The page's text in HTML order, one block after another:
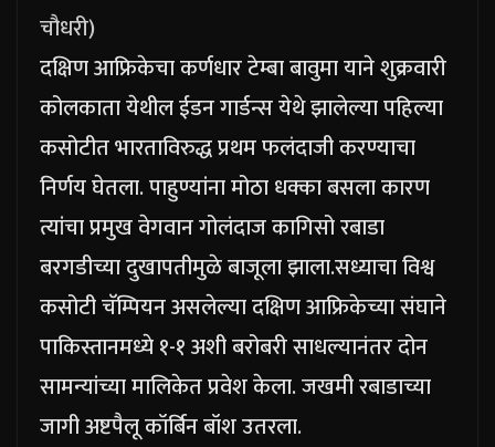
चौधरी)
दक्षिण आफ्रिकेचा कर्णधार टेम्बा बावुमा याने शुक्रवारी
कोलकाता येथील ईडन गार्डन्स येथे झालेल्या पहिल्या
कसोटीत भारताविरुद्ध प्रथम फलंदाजी करण्याचा
निर्णय घेतला. पाहुण्यांना मोठा धक्का बसला कारण
त्यांचा प्रमुख वेगवान गोलंदाज कागिसो रबाडा
बरगडीच्या दुखापतीमुळे बाजूला झाला.सध्याचा विश्व
कसोटी चॅम्पियन असलेल्या दक्षिण आफ्रिकेच्या संघाने
पाकिस्तानमध्ये १-१ अशी बरोबरी साधल्यानंतर दोन
सामन्यांच्या मालिकेत प्रवेश केला. जखमी रबाडाच्या
जागी अष्टपैलू कॉर्बिन बॉश उतरला.